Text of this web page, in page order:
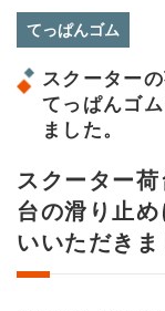
てっぱんゴム
スクーター
てっぱんゴ
ました。
スクーター
台の滑り止
いいただきま